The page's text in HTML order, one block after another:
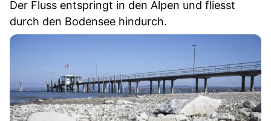
Der Fluss entspringt in den Alpen und fliesst
durch den Bodensee hindurch.